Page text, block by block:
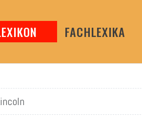
FACHLEXIKA